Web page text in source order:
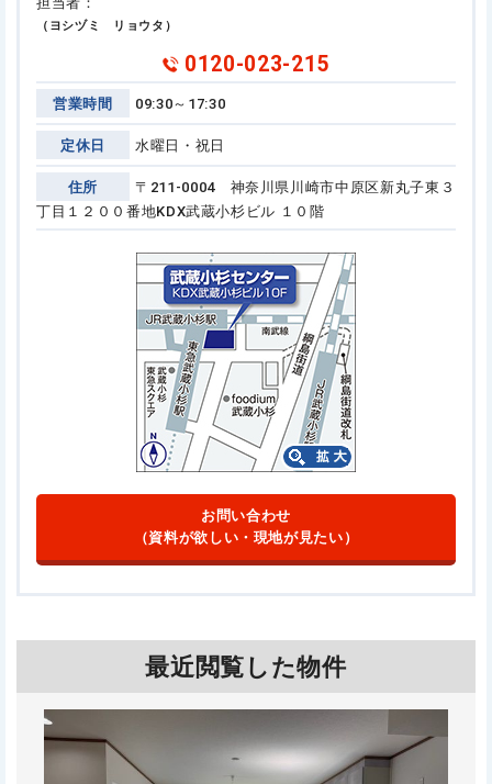
（ヨシヅミ リョウタ）
0120-023-215
営業時間 09:30～17:30
定休日 水曜日・祝日
住所
〒211-0004 神奈川県川崎市中原区新丸子東３
丁目１２００番地KDX武蔵小杉ビル １０階
お問い合わせ
（資料が欲しい・現地が見たい）
最近閲覧した物件